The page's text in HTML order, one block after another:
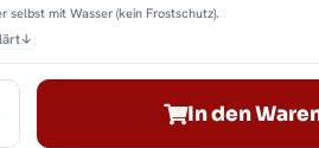
selbst mit Wasser (kein Frostschutz).
↓
In den